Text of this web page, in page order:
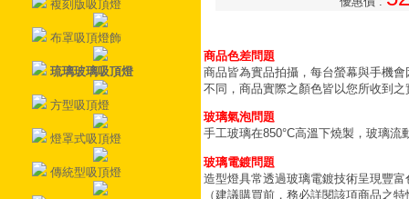
複刻版吸頂燈
布罩吸頂燈飾
琉璃玻璃吸頂燈
方型吸頂燈
燈罩式吸頂燈
傳統型吸頂燈
商品色差問題
商品皆為實品拍攝，每台螢幕與手機
不同，商品實際之顏色皆以您所收到之
玻璃氣泡問題
手工玻璃在850°C高溫下燒製，玻璃
玻璃電鍍問題
造型燈具常透過玻璃電鍍技術呈現豐
（建議購買前，務必詳閱該項商品之